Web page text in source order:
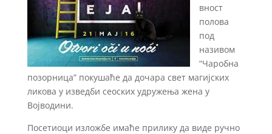
вност
полова
под
називом
“Чаробна
позорница” покушаће да дочара свет магијских
ликова у изведби сеоских удружења жена у
Војводини.
Посетиоци изложбе имаће прилику да виде ручно